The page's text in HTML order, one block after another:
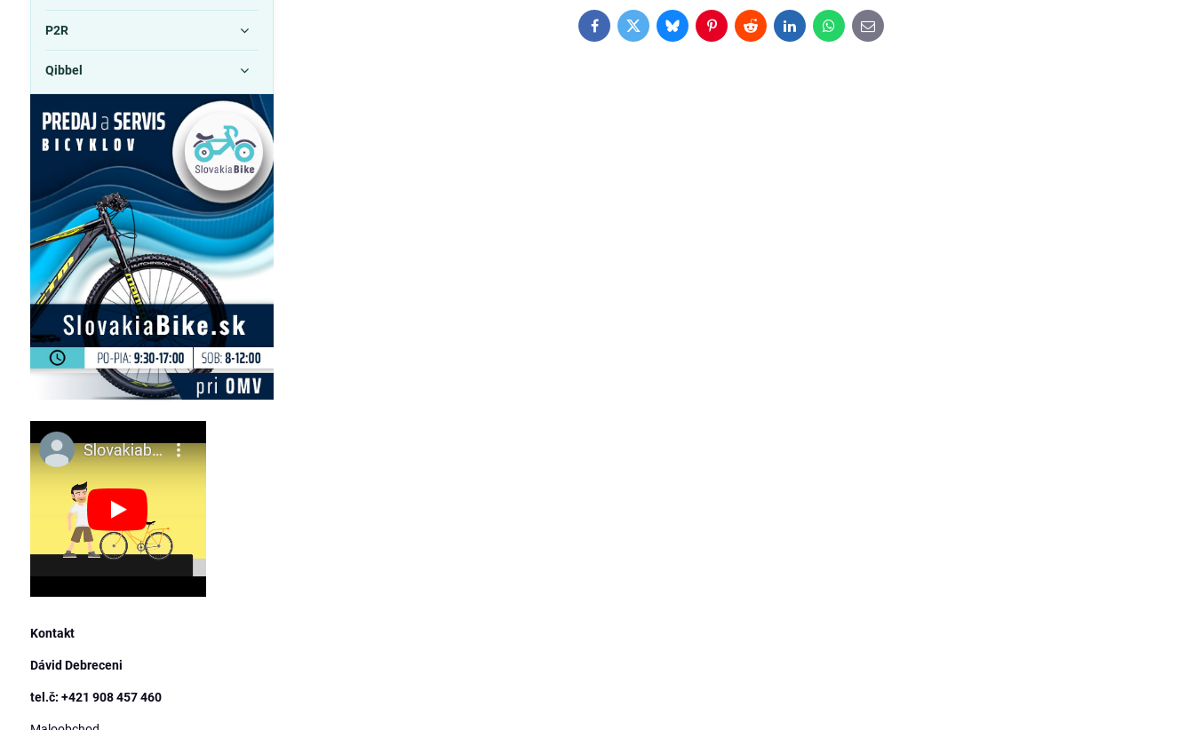
FacebookTwitterBlueskyPinterestRedditLinkedInWhatsApp
E-
mail
P2R
Qibbel
Kontakt
Dávid Debreceni
tel.č: +421 908 457 460